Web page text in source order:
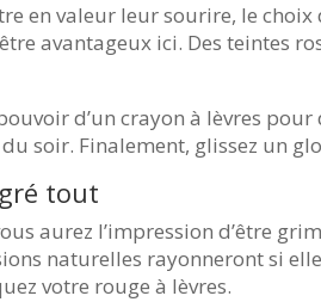
en valeur leur sourire, le
avantageux ici. Des teintes
d’un crayon à lèvres
soir. Finalement, glissez un
tout
aurez l’impression d’être
naturelles rayonneront si
votre rouge à lèvres.